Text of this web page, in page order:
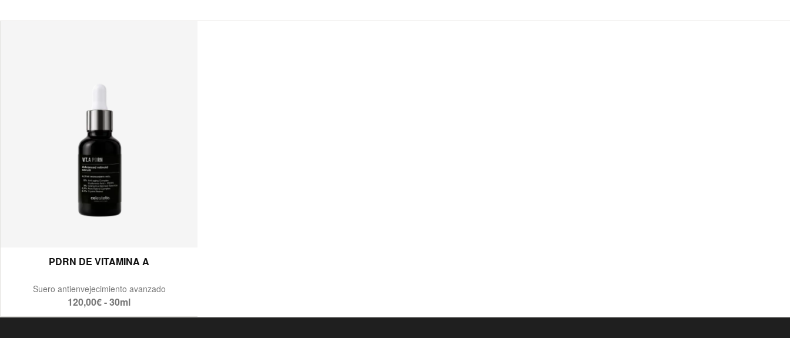
PDRN DE VITAMINA A
Suero antienvejecimiento avanzado
120,00€ - 30ml